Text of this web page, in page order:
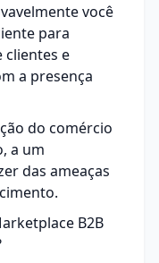
você
para
clientes e
a presença
do comércio
a um
das ameaças
B2B